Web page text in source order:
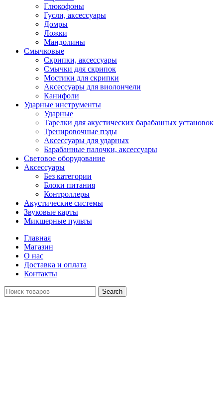
Глюкофоны
Гусли, аксессуары
Домры
Ложки
Мандолины
Смычковые
Скрипки, аксессуары
Смычки для скрипок
Мостики для скрипки
Аксессуары для виолончели
Канифоли
Ударные инструменты
Ударные
Тарелки для акустических барабанных установок
Тренировочные пэды
Аксессуары для ударных
Барабанные палочки, аксессуары
Световое оборудование
Аксессуары
Без категории
Блоки питания
Контроллеры
Акустические системы
Звуковые карты
Микшерные пульты
Главная
Магазин
О нас
Доставка и оплата
Контакты
Search